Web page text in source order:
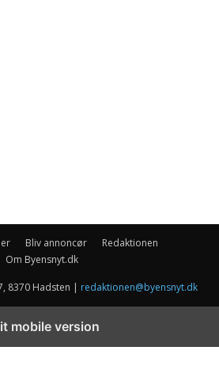
Bliv annoncør
Redaktionen
Om Byensnyt.dk
8370 Hadsten | redaktionen@byensnyt.dk
mobile version